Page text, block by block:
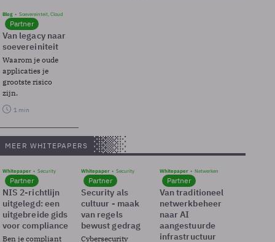
Blog Soevereinteit, Cloud
Partner
Van legacy naar
soevereiniteit
Waarom je oude
applicaties je
grootste risico
zijn.
1 min
MEER WHITEPAPERS
Whitepaper Security
Partner
NIS 2-richtlijn
uitgelegd: een
uitgebreide gids
voor compliance
Ben je compliant
Whitepaper Security
Partner
Security als
cultuur - maak
van regels
bewust gedrag
Cybersecurity
Whitepaper Netwerken
Partner
Van traditioneel
netwerkbeheer
naar AI
aangestuurde
infrastructuur